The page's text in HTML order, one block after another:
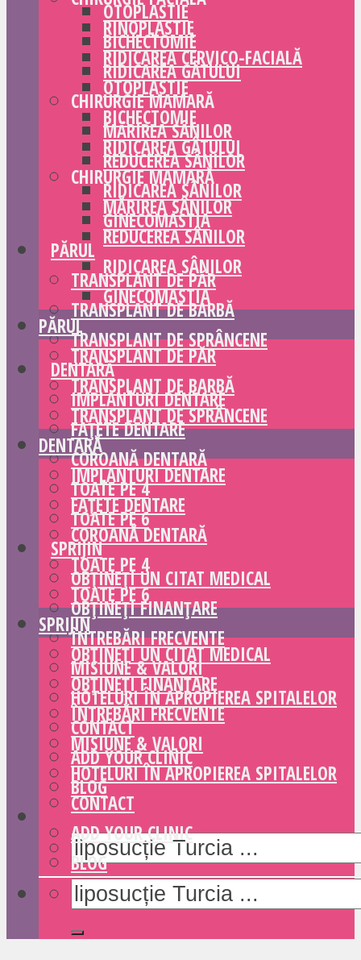
OTOPLASTIE
BICHECTOMIE
RIDICAREA GÂTULUI
CHIRURGIE MAMARĂ
MĂRIREA SÂNILOR
REDUCEREA SÂNILOR
RIDICAREA SÂNILOR
GINECOMASTIA
PĂRUL
TRANSPLANT DE PĂR
TRANSPLANT DE BARBĂ
TRANSPLANT DE SPRÂNCENE
DENTARĂ
IMPLANTURI DENTARE
FAȚETE DENTARE
COROANĂ DENTARĂ
TOATE PE 4
TOATE PE 6
SPRIJIN
OBȚINEȚI UN CITAT MEDICAL
OBȚINEȚI FINANȚARE
ÎNTREBĂRI FRECVENTE
MISIUNE & VALORI
HOTELURI ÎN APROPIEREA SPITALELOR
CONTACT
ADD YOUR CLINIC
BLOG
RINOPLASTIE
RIDICAREA CERVICO-FACIALĂ
OTOPLASTIE
BICHECTOMIE
RIDICAREA GÂTULUI
CHIRURGIE MAMARĂ
MĂRIREA SÂNILOR
REDUCEREA SÂNILOR
RIDICAREA SÂNILOR
GINECOMASTIA
PĂRUL
TRANSPLANT DE PĂR
TRANSPLANT DE BARBĂ
TRANSPLANT DE SPRÂNCENE
DENTARĂ
IMPLANTURI DENTARE
FAȚETE DENTARE
COROANĂ DENTARĂ
TOATE PE 4
TOATE PE 6
SPRIJIN
OBȚINEȚI UN CITAT MEDICAL
OBȚINEȚI FINANȚARE
ÎNTREBĂRI FRECVENTE
MISIUNE & VALORI
HOTELURI ÎN APROPIEREA SPITALELOR
CONTACT
ADD YOUR CLINIC
BLOG